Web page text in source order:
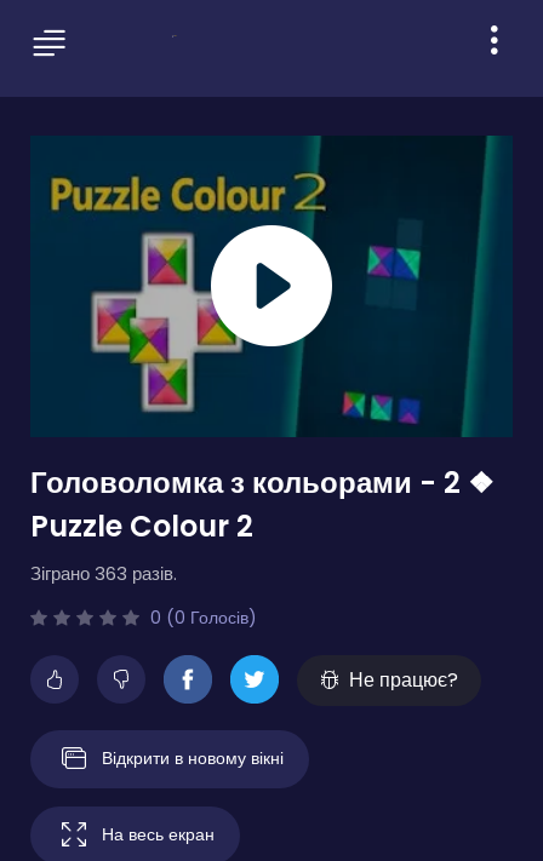
Головоломка з кольорами - 2 ❖
Puzzle Colour 2
Зіграно 363 разів.
0 (0 Голосів)
Не працює?
Відкрити в новому вікні
На весь екран